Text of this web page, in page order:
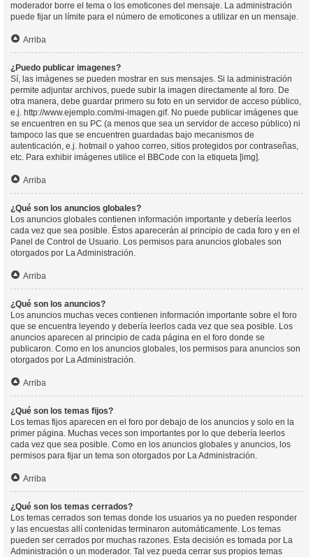
moderador borre el tema o los emoticones del mensaje. La administración
puede fijar un límite para el número de emoticones a utilizar en un mensaje.
Arriba
¿Puedo publicar imagenes?
Sí, las imágenes se pueden mostrar en sus mensajes. Si la administración
permite adjuntar archivos, puede subir la imagen directamente al foro. De
otra manera, debe guardar primero su foto en un servidor de acceso público,
e.j. http://www.ejemplo.com/mi-imagen.gif. No puede publicar imágenes que
se encuentren en su PC (a menos que sea un servidor de acceso público) ni
tampoco las que se encuentren guardadas bajo mecanismos de
autenticación, e.j. hotmail o yahoo correo, sitios protegidos por contraseñas,
etc. Para exhibir imágenes utilice el BBCode con la etiqueta [img].
Arriba
¿Qué son los anuncios globales?
Los anuncios globales contienen información importante y debería leerlos
cada vez que sea posible. Éstos aparecerán al principio de cada foro y en el
Panel de Control de Usuario. Los permisos para anuncios globales son
otorgados por La Administración.
Arriba
¿Qué son los anuncios?
Los anuncios muchas veces contienen información importante sobre el foro
que se encuentra leyendo y debería leerlos cada vez que sea posible. Los
anuncios aparecen al principio de cada página en el foro donde se
publicaron. Como en los anuncios globales, los permisos para anuncios son
otorgados por La Administración.
Arriba
¿Qué son los temas fijos?
Los temas fijos aparecen en el foro por debajo de los anuncios y solo en la
primer página. Muchas veces son importantes por lo que debería leerlos
cada vez que sea posible. Como en los anuncios globales y anuncios, los
permisos para fijar un tema son otorgados por La Administración.
Arriba
¿Qué son los temas cerrados?
Los temas cerrados son temas donde los usuarios ya no pueden responder
y las encuestas allí contenidas terminaron automáticamente. Los temas
pueden ser cerrados por muchas razones. Esta decisión es tomada por La
Administración o un moderador. Tal vez pueda cerrar sus propios temas